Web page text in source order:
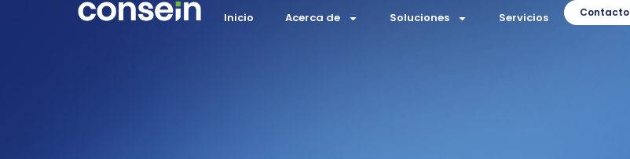
Inicio Acerca de Soluciones Servicios Contacto